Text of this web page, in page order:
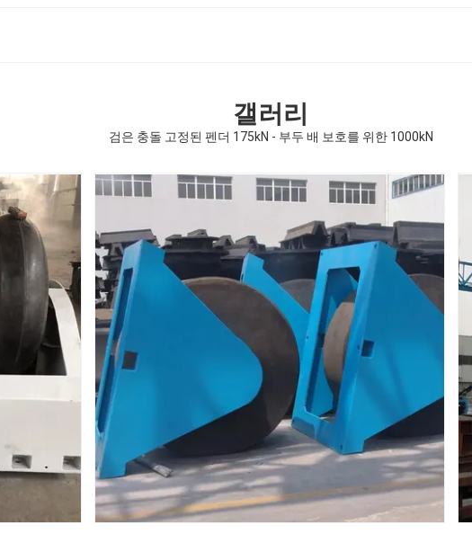
갤러리
검은 충돌 고정된 펜더 175kN - 부두 배 보호를 위한 1000kN